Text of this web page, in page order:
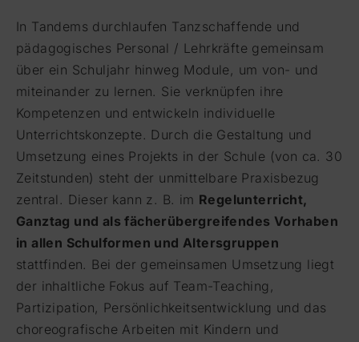
In Tandems durchlaufen Tanzschaffende und
pädagogisches Personal / Lehrkräfte gemeinsam
über ein Schuljahr hinweg Module, um von- und
miteinander zu lernen. Sie verknüpfen ihre
Kompetenzen und entwickeln individuelle
Unterrichtskonzepte. Durch die Gestaltung und
Umsetzung eines Projekts in der Schule (von ca. 30
Zeitstunden) steht der unmittelbare Praxisbezug
zentral. Dieser kann z. B. im Regelunterricht,
Ganztag und als fächerübergreifendes Vorhaben
in allen Schulformen und Altersgruppen
stattfinden. Bei der gemeinsamen Umsetzung liegt
der inhaltliche Fokus auf Team-Teaching,
Partizipation, Persönlichkeitsentwicklung und das
choreografische Arbeiten mit Kindern und